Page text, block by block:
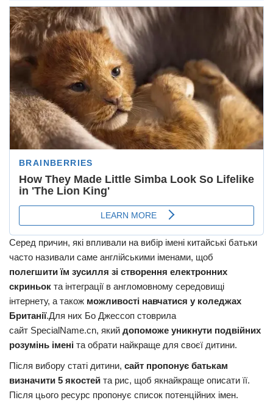
Серед причин, які впливали на вибір імені китайські батьки
часто називали саме англійськими іменами, щоб
полегшити їм зусилля зі створення електронних
скриньок та інтеграції в англомовному середовищі
інтернету, а також можливості навчатися у коледжах
Британії.Для них Бо Джессоп стоврила
сайт SpecialName.cn, який допоможе уникнути подвійних
розумінь імені та обрати найкраще для своєї дитини.
Після вибору статі дитини, сайт пропонує батькам
визначити 5 якостей та рис, щоб якнайкраще описати її.
Після цього ресурс пропонує список потенційних імен.